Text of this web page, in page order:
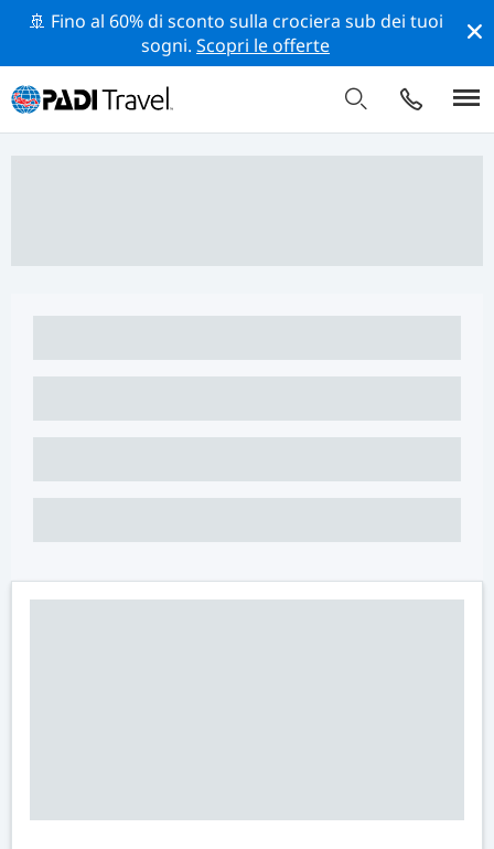
🚢 Fino al 60% di sconto sulla crociera sub dei tuoi
sogni.Scopri le offerte